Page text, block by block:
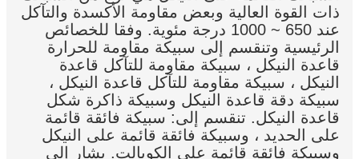
ذات القوة العالية وبعض مقاومة الأكسدة والتآكل
عند 650 ~ 1000 درجة مئوية. وفقا للخصائص
الرئيسية وتنقسم إلى سبيكة مقاومة للحرارة
قاعدة النيكل ، سبيكة مقاومة للتآكل قاعدة
النيكل ، سبيكة مقاومة للتآكل قاعدة النيكل ،
سبيكة دقة قاعدة النيكل وسبيكة ذاكرة شكل
قاعدة النيكل. تنقسم إلى: سبيكة فائقة قائمة
على الحديد ، وسبيكة فائقة قائمة على النيكل
وسبيكة فائقة قائمة على الكوبالت. يشار إلى